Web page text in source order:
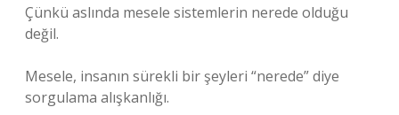
Çünkü aslında mesele sistemlerin nerede olduğu
değil.
Mesele, insanın sürekli bir şeyleri “nerede” diye
sorgulama alışkanlığı.